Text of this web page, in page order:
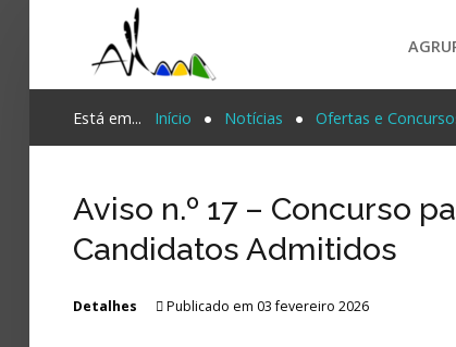
Login
Agrupamento
Está em... Início Notícias Ofertas e
Aviso n.º 17 – Concurso
Candidatos Admitidos
Detalhes Publicado em 03 fevereiro 2026